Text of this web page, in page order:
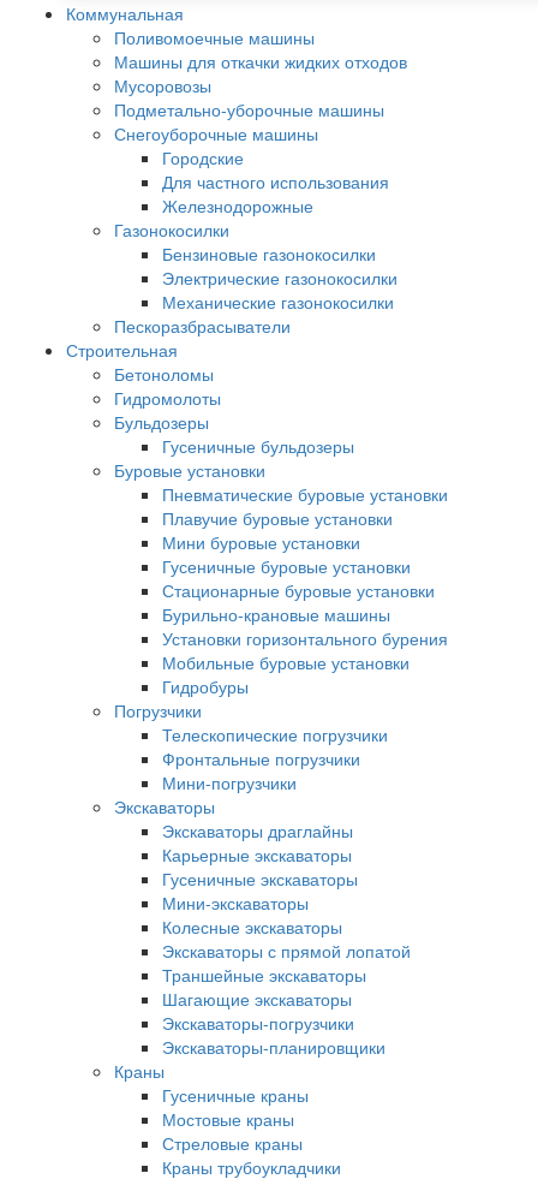
Коммунальная
Поливомоечные машины
Машины для откачки жидких отходов
Мусоровозы
Подметально-уборочные машины
Снегоуборочные машины
Городские
Для частного использования
Железнодорожные
Газонокосилки
Бензиновые газонокосилки
Электрические газонокосилки
Механические газонокосилки
Пескоразбрасыватели
Строительная
Бетоноломы
Гидромолоты
Бульдозеры
Гусеничные бульдозеры
Буровые установки
Пневматические буровые установки
Плавучие буровые установки
Мини буровые установки
Гусеничные буровые установки
Стационарные буровые установки
Бурильно-крановые машины
Установки горизонтального бурения
Мобильные буровые установки
Гидробуры
Погрузчики
Телескопические погрузчики
Фронтальные погрузчики
Мини-погрузчики
Экскаваторы
Экскаваторы драглайны
Карьерные экскаваторы
Гусеничные экскаваторы
Мини-экскаваторы
Колесные экскаваторы
Экскаваторы с прямой лопатой
Траншейные экскаваторы
Шагающие экскаваторы
Экскаваторы-погрузчики
Экскаваторы-планировщики
Краны
Гусеничные краны
Мостовые краны
Стреловые краны
Краны трубоукладчики